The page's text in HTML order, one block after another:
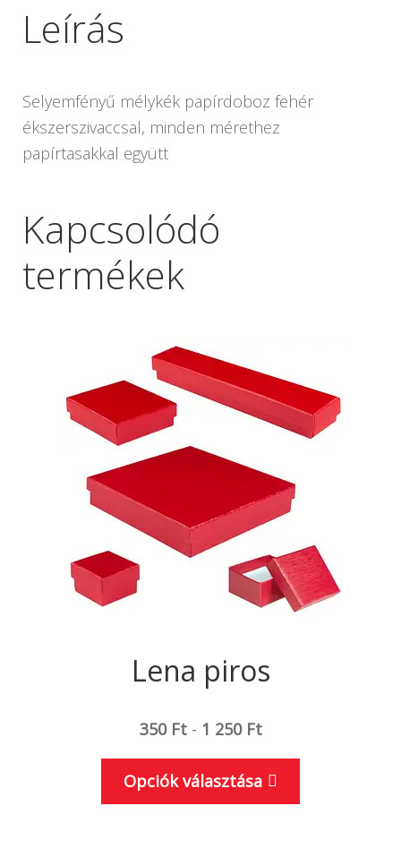
Leírás
Selyemfényű mélykék papírdoboz fehér
ékszerszivaccsal, minden mérethez
papírtasakkal együtt
Kapcsolódó
termékek
Lena piros
350 Ft- 1 250 Ft
Opciók választása